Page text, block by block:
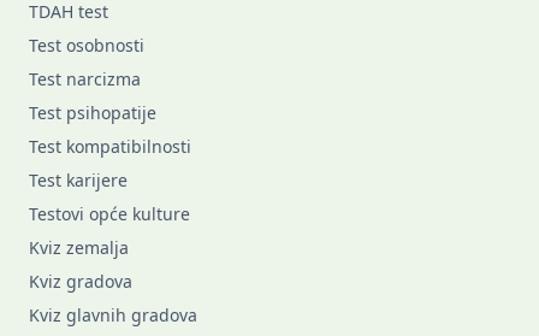
TDAH test
Test osobnosti
Test narcizma
Test psihopatije
Test kompatibilnosti
Test karijere
Testovi opće kulture
Kviz zemalja
Kviz gradova
Kviz glavnih gradova